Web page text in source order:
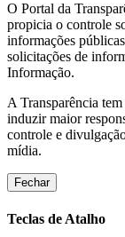
O Portal da
propicia o controle
informações
solicitações de
Informação.
A Transparência
induzir maior
controle e
mídia.
Fechar
Teclas de Atalho